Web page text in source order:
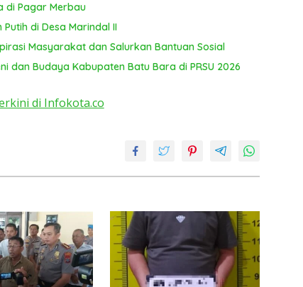
di Pagar Merbau
di Desa Marindal II
Masyarakat dan Salurkan Bantuan Sosial
dan Budaya Kabupaten Batu Bara di PRSU 2026
di Infokota.co